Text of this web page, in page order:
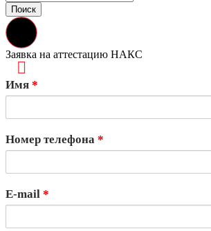
Заявка на аттестацию НАКС
Имя *
Номер телефона *
E-mail *